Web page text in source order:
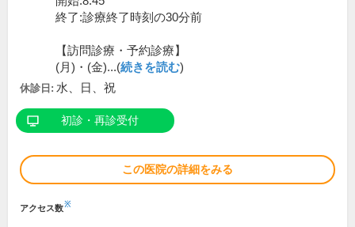
終了:診療終了時刻の30分前
【訪問診療・予約診療】
(月)・(金)...(続きを読む)
休診日: 水、日、祝
初診・再診受付
この医院の詳細をみる
アクセス数※